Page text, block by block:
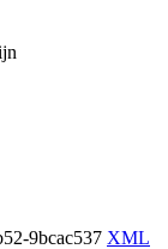
9bcac537 XML